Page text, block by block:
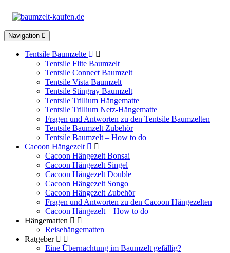
Toggle
navigation
Navigation
Tentsile Baumzelte
Tentsile Flite Baumzelt
Tentsile Connect Baumzelt
Tentsile Vista Baumzelt
Tentsile Stingray Baumzelt
Tentsile Trillium Hängematte
Tentsile Trillium Netz-Hängematte
Fragen und Antworten zu den Tentsile Baumzelten
Tentsile Baumzelt Zubehör
Tentsile Baumzelt – How to do
Cacoon Hängezelt
Cacoon Hängezelt Bonsai
Cacoon Hängezelt Singel
Cacoon Hängezelt Double
Cacoon Hängezelt Songo
Cacoon Hängezelt Zubehör
Fragen und Antworten zu den Cacoon Hängezelten
Cacoon Hängezelt – How to do
Hängematten
Reisehängematten
Ratgeber
Eine Übernachtung im Baumzelt gefällig?